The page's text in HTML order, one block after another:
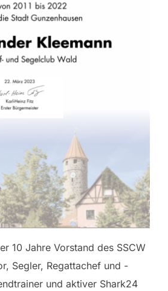
10 Jahre Vorstand des SSCW
Segler, Regattachef und -
und aktiver Shark24